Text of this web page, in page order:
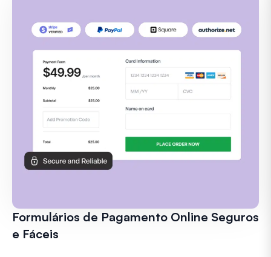
Formulários de Pagamento Online Seguros
e Fáceis